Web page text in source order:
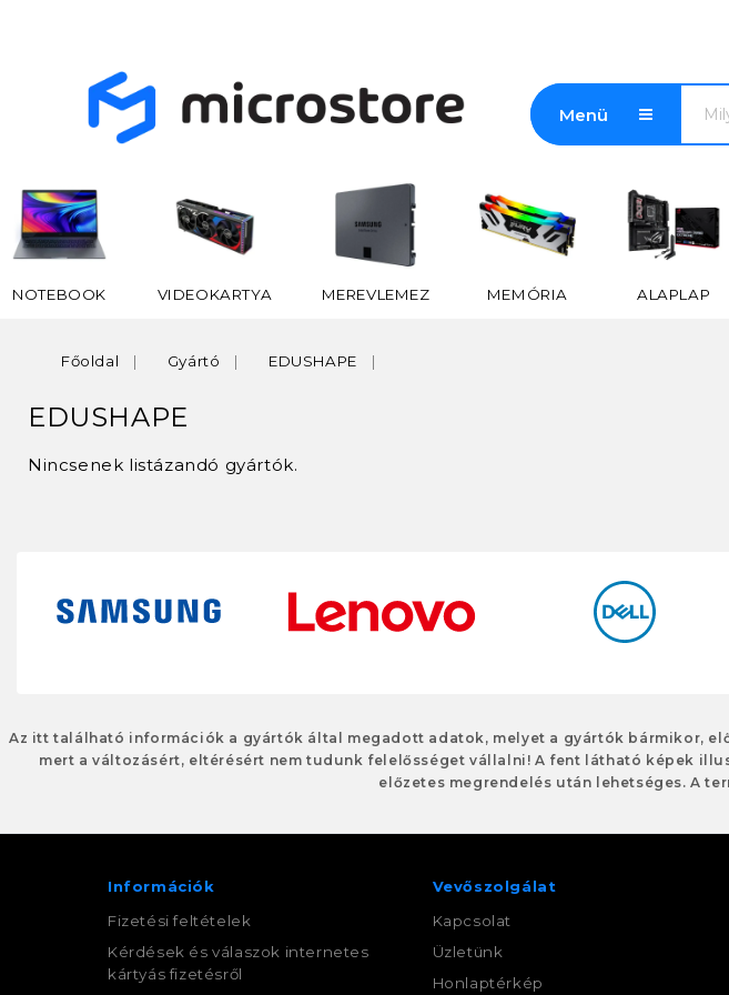
Menü
NOTEBOOK VIDEOKARTYA MEREVLEMEZ MEMÓRIA ALAPLAP
Főoldal Gyártó EDUSHAPE
EDUSHAPE
Nincsenek listázandó gyártók.
Az itt található információk a gyártók által megadott adatok, melyet a gyártók bármikor,
mert a változásért, eltérésért nem tudunk felelősséget vállalni! A fent látható képek
előzetes megrendelés után lehetséges. A
Információk
Fizetési feltételek
Kérdések és válaszok internetes
kártyás fizetésről
Vevőszolgálat
Kapcsolat
Üzletünk
Honlaptérkép